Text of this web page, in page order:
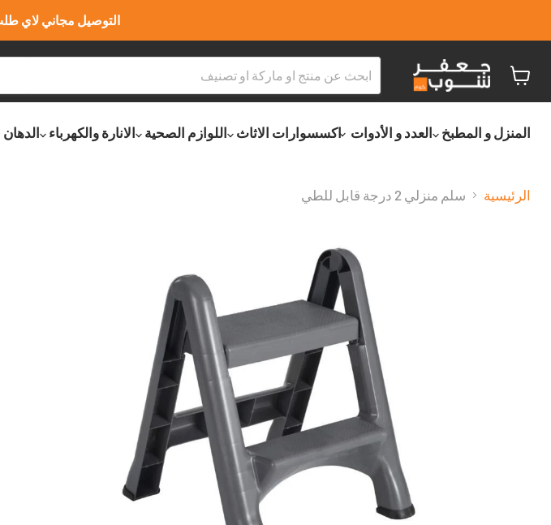
التوصيل مجاني لاي طلب فوق
التسو
المنزل و المطبخ
العدد و الأدوات اكسسوارات الاثاث اللوازم الصحية الانارة والكهرباء الدهان
الرئيسية سلم منزلي 2 درجة قابل للطي